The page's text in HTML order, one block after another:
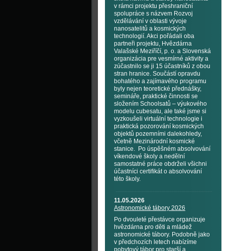
v rámci projektu přeshraniční
spolupráce s názvem Rozvoj
vzdělávání v oblasti vývoje
nanosatelitů a kosmických
technologií. Akci pořádali oba
partneři projektu, Hvězdárna
Valašské Meziříčí, p. o. a Slovenská
organizácia pre vesmírné aktivity a
zúčastnilo se ji 15 účastníků z obou
stran hranice. Součástí opravdu
bohatého a zajímavého programu
byly nejen teoretické přednášky,
semináře, praktické činnosti se
složením Schoolsatů – výukového
modelu cubesatu, ale také jsme si
vyzkoušeli virtuální technologie i
praktická pozorování kosmických
objektů pozemními dalekohledy,
včetně Mezinárodní kosmické
stanice. Po úspěšném absolvování
víkendové školy a nedělní
samostatné práce obdrželi všichni
účastníci certifikát o absolvování
této školy.
11.05.2026
Astronomické tábory 2026
Po dvouleté přestávce organizuje
hvězdárna pro děti a mládež
astronomické tábory. Podobně jako
v předchozích letech nabízíme
pobytový tábor pro starší a